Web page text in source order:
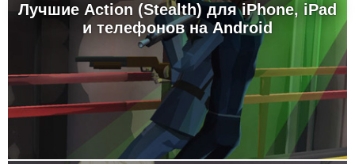
Лучшие Action (Stealth) для iPhone, iPad
и телефонов на Android